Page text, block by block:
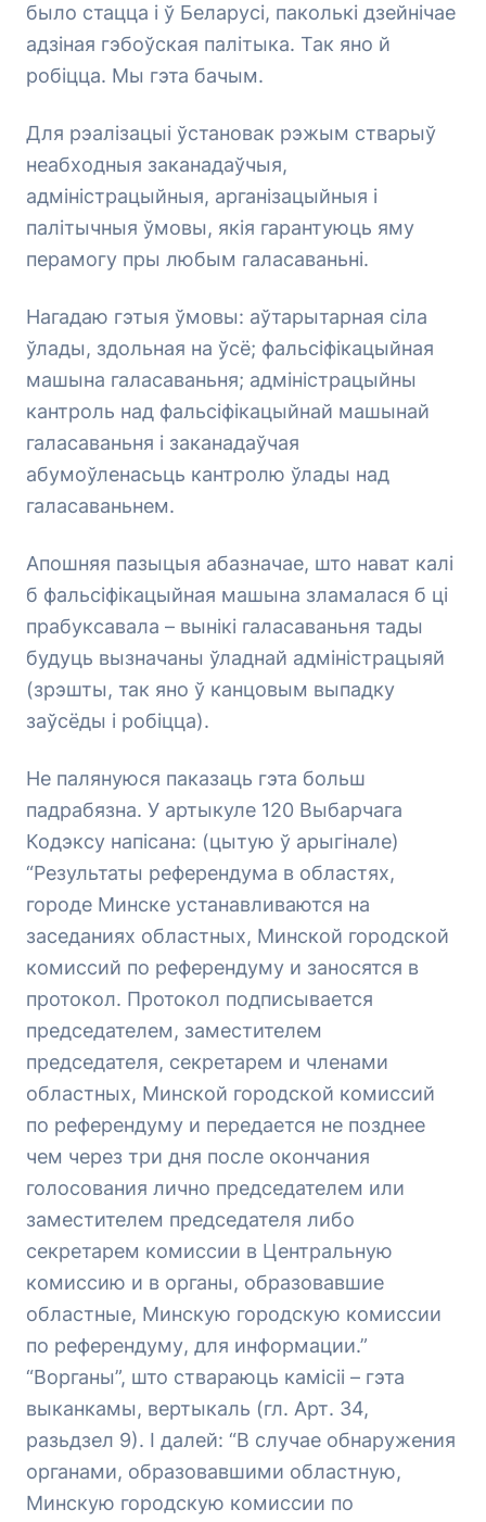
было стацца і ў Беларусі, паколькі дзейнічае
адзіная гэбоўская палітыка. Так яно й
робіцца. Мы гэта бачым.
Для рэалізацыі ўстановак рэжым стварыў
неабходныя заканадаўчыя,
адміністрацыйныя, арганізацыйныя і
палітычныя ўмовы, якія гарантуюць яму
перамогу пры любым галасаваньні.
Нагадаю гэтыя ўмовы: аўтарытарная сіла
ўлады, здольная на ўсё; фальсіфікацыйная
машына галасаваньня; адміністрацыйны
кантроль над фальсіфікацыйнай машынай
галасаваньня і заканадаўчая
абумоўленасьць кантролю ўлады над
галасаваньнем.
Апошняя пазыцыя абазначае, што нават калі
б фальсіфікацыйная машына зламалася б ці
прабуксавала – вынікі галасаваньня тады
будуць вызначаны ўладнай адміністрацыяй
(зрэшты, так яно ў канцовым выпадку
заўсёды і робіцца).
Не палянуюся паказаць гэта больш
падрабязна. У артыкуле 120 Выбарчага
Кодэксу напісана: (цытую ў арыгінале)
“Результаты референдума в областях,
городе Минске устанавливаются на
заседаниях областных, Минской городской
комиссий по референдуму и заносятся в
протокол. Протокол подписывается
председателем, заместителем
председателя, секретарем и членами
областных, Минской городской комиссий
по референдуму и передается не позднее
чем через три дня после окончания
голосования лично председателем или
заместителем председателя либо
секретарем комиссии в Центральную
комиссию и в органы, образовавшие
областные, Минскую городскую комиссии
по референдуму, для информации.”
“Ворганы”, што ствараюць камісіі – гэта
выканкамы, вертыкаль (гл. Арт. 34,
разьдзел 9). І далей: “В случае обнаружения
органами, образовавшими областную,
Минскую городскую комиссии по